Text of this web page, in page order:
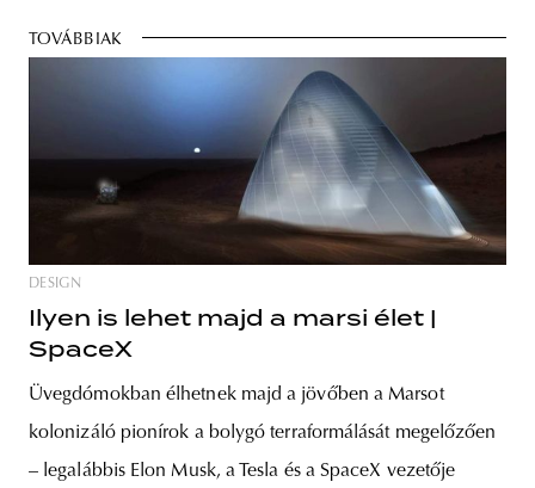
TOVÁBBIAK
DESIGN
Ilyen is lehet majd a marsi élet |
SpaceX
Üvegdómokban élhetnek majd a jövőben a Marsot
kolonizáló pionírok a bolygó terraformálását megelőzően
– legalábbis Elon Musk, a Tesla és a SpaceX vezetője